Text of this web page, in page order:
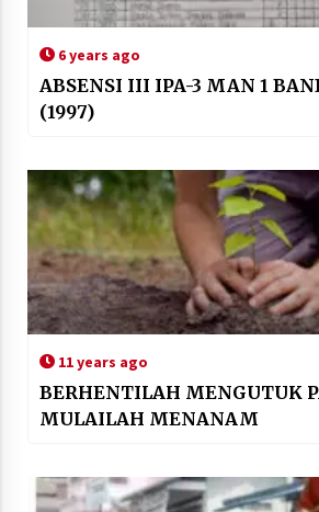
6 years ago
ABSENSI III IPA-3 MAN 1
(1997)
11 years ago
BERHENTILAH MENGUTUK
MULAILAH MENANAM